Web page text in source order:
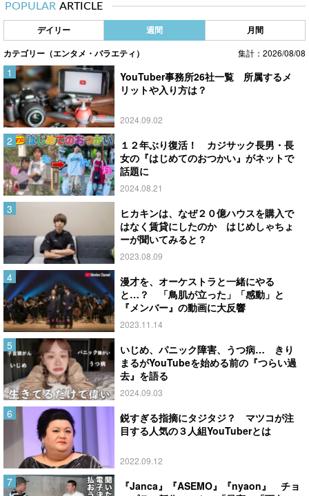
POPULAR ARTICLE
デイリー 週間 月間
カテゴリー（エンタメ・バラエティ） 集計：2026/08/08
YouTuber事務所26社一覧 所属するメ
リットや入り方は？
2024.09.02
１２年ぶり復活！ カジサック長男・長
女の『はじめてのおつかい』がネットで
話題に
2024.08.21
ヒカキンは、なぜ２０億ハウスを購入で
はなく賃貸にしたのか はじめしゃちょ
ーが聞いてみると？
2023.08.09
漫才を、オーケストラと一緒にやる
と…？ 「鳥肌が立った」「感動」と
『メンバー』の動画に大反響
2023.11.14
いじめ、パニック障害、うつ病… きり
まるがYouTubeを始める前の『つらい過
去』を語る
2024.09.03
鋭すぎる指摘にタジタジ？ マツコが注
目する人気の３人組YouTuberとは
2022.09.12
『Janca』『ASEMO』『nyaon』 チョ